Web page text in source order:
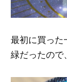
最初に買った
緑だったので